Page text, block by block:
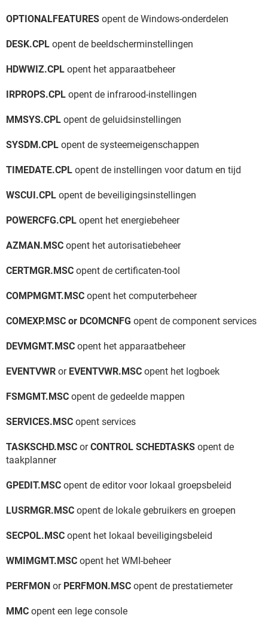
OPTIONALFEATURES opent de Windows-onderdelen
DESK.CPL opent de beeldscherminstellingen
HDWWIZ.CPL opent het apparaatbeheer
IRPROPS.CPL opent de infrarood-instellingen
MMSYS.CPL opent de geluidsinstellingen
SYSDM.CPL opent de systeemeigenschappen
TIMEDATE.CPL opent de instellingen voor datum en tijd
WSCUI.CPL opent de beveiligingsinstellingen
POWERCFG.CPL opent het energiebeheer
AZMAN.MSC opent het autorisatiebeheer
CERTMGR.MSC opent de certificaten-tool
COMPMGMT.MSC opent het computerbeheer
COMEXP.MSC or DCOMCNFG opent de component services
DEVMGMT.MSC opent het apparaatbeheer
EVENTVWR or EVENTVWR.MSC opent het logboek
FSMGMT.MSC opent de gedeelde mappen
SERVICES.MSC opent services
TASKSCHD.MSC orCONTROL SCHEDTASKS opent de
taakplanner
GPEDIT.MSC opent de editor voor lokaal groepsbeleid
LUSRMGR.MSC opent de lokale gebruikers en groepen
SECPOL.MSC opent het lokaal beveiligingsbeleid
WMIMGMT.MSC opent het WMI-beheer
PERFMON or PERFMON.MSC opent de prestatiemeter
MMC opent een lege console